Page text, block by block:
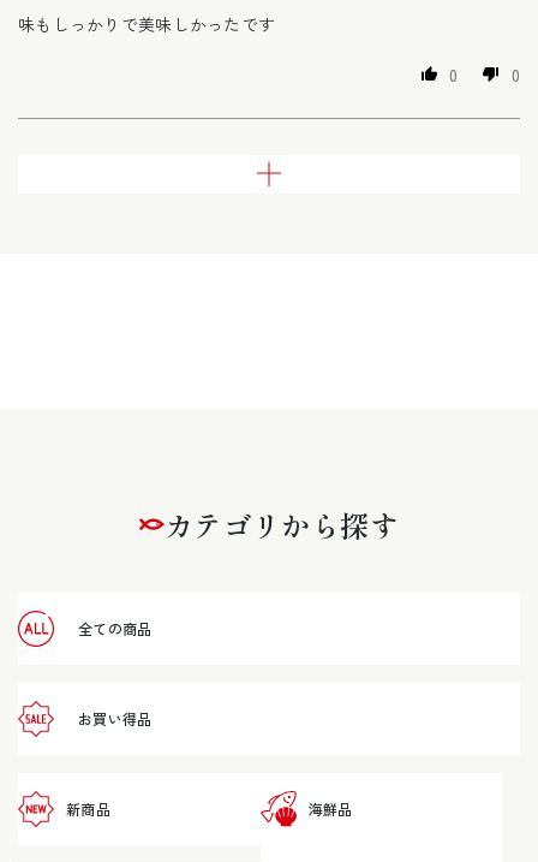
味もしっかりで美味しかったです
0 0
さらに読み込む
カテゴリから探す
全ての商品
お買い得品
新商品 海鮮品